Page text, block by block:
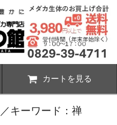
カートを見る
キーワード：禅